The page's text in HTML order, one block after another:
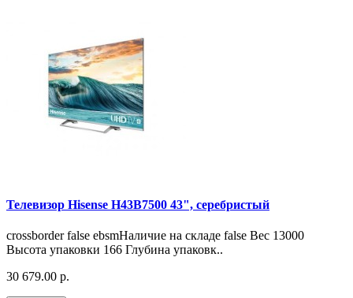
Телевизор Hisense H43B7500 43", серебристый
crossborder false ebsmНаличие на складе false Вес 13000
Высота упаковки 166 Глубина упаковк..
30 679.00 р.